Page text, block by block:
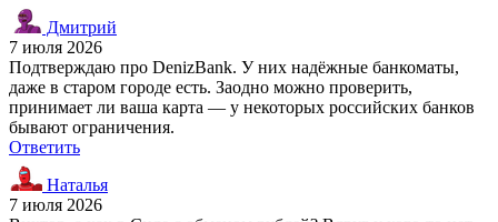
Дмитрий
7 июля 2026
Подтверждаю про DenizBank. У них надёжные банкоматы,
даже в старом городе есть. Заодно можно проверить,
принимает ли ваша карта — у некоторых российских банков
бывают ограничения.
Ответить
Наталья
7 июля 2026